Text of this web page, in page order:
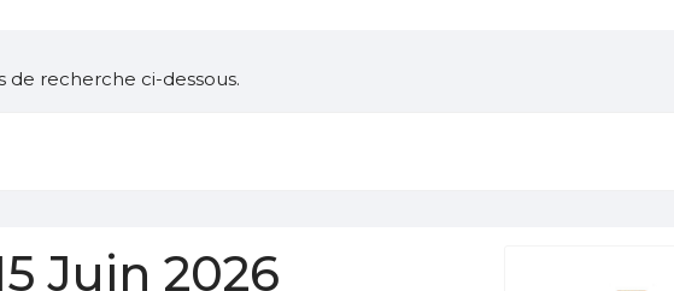
de recherche ci-dessous.
Juin 2026